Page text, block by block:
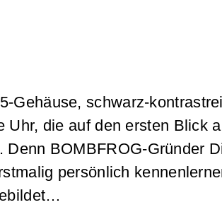
Gehäuse, schwarz-
die auf den ersten Blick
BOMBFROG-Gründer
persönlich